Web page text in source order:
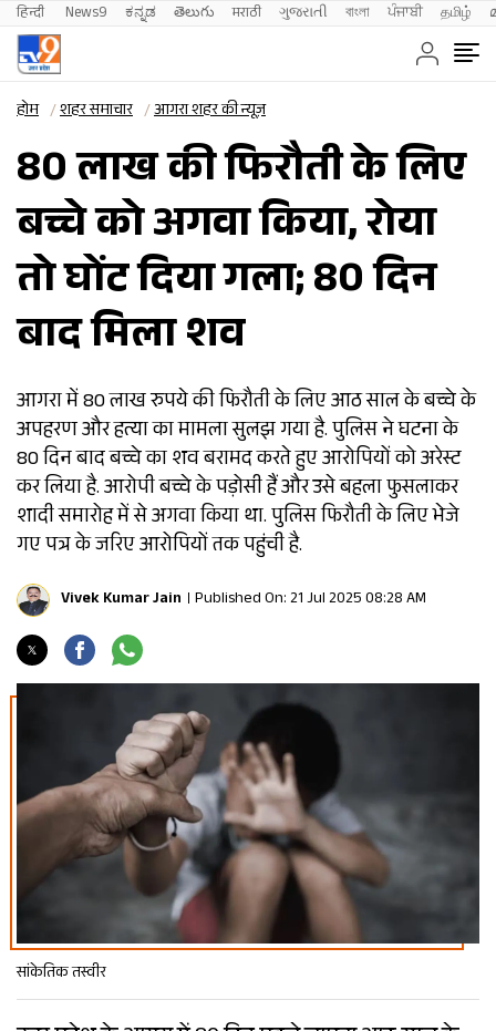
हिन्दी News9 ಕನ್ನಡ తెలుగు मराठी ગુજરાતી বাংলা ਪੰਜਾਬੀ தமிழ்
होम शहर समाचार आगरा शहर की न्यूज़
80 लाख की फिरौती के लिए
बच्चे को अगवा किया, रोया
तो घोंट दिया गला; 80 दिन
बाद मिला शव
आगरा में 80 लाख रुपये की फिरौती के लिए आठ साल के बच्चे के
अपहरण और हत्या का मामला सुलझ गया है. पुलिस ने घटना के
80 दिन बाद बच्चे का शव बरामद करते हुए आरोपियों को अरेस्ट
कर लिया है. आरोपी बच्चे के पड़ोसी हैं और उसे बहला फुसलाकर
शादी समारोह में से अगवा किया था. पुलिस फिरौती के लिए भेजे
गए पत्र के जरिए आरोपियों तक पहुंची है.
Vivek Kumar Jain Published On: 21 Jul 2025 08:28 AM
सांकेतिक तस्वीर